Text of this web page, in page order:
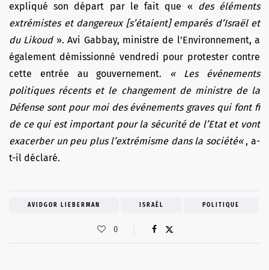
expliqué son départ par le fait que «des éléments
extrémistes et dangereux [s’étaient] emparés d’Israël et
du Likoud». Avi Gabbay, ministre de l’Environnement, a
également démissionné vendredi pour protester contre
cette entrée au gouvernement. « Les événements
politiques récents et le changement de ministre de la
Défense sont pour moi des événements graves qui font fi
de ce qui est important pour la sécurité de l’Etat et vont
exacerber un peu plus l’extrémisme dans la société«, a-
t-il déclaré.
AVIDGOR LIEBERMAN ISRAËL POLITIQUE
0